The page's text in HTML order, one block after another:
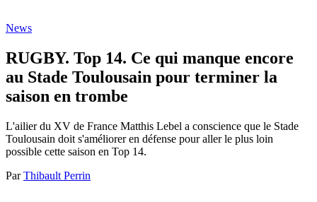
News
RUGBY. Top 14. Ce qui manque encore
au Stade Toulousain pour terminer la
saison en trombe
L'ailier du XV de France Matthis Lebel a conscience que le Stade
Toulousain doit s'améliorer en défense pour aller le plus loin
possible cette saison en Top 14.
Par Thibault Perrin